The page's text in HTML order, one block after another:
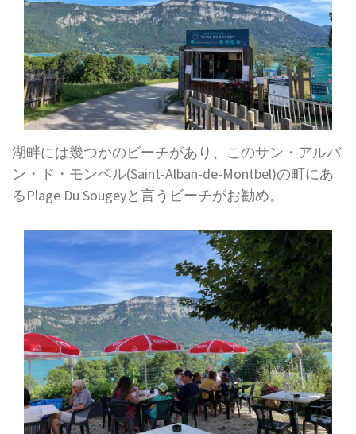
湖畔には幾つかのビーチがあり、このサン・アルバ
ン・ド・モンベル(Saint-Alban-de-Montbel)の町にあ
るPlage Du Sougeyと言うビーチがお勧め。